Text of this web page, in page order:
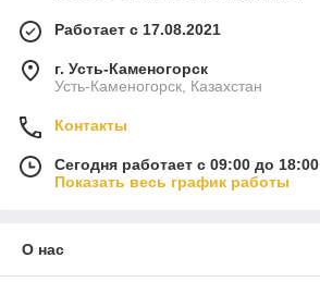
Работает с 17.08.2021
г. Усть-Каменогорск
Усть-Каменогорск, Казахстан
Контакты
Сегодня работает с 09:00 до 18:00
Показать весь график работы
О нас